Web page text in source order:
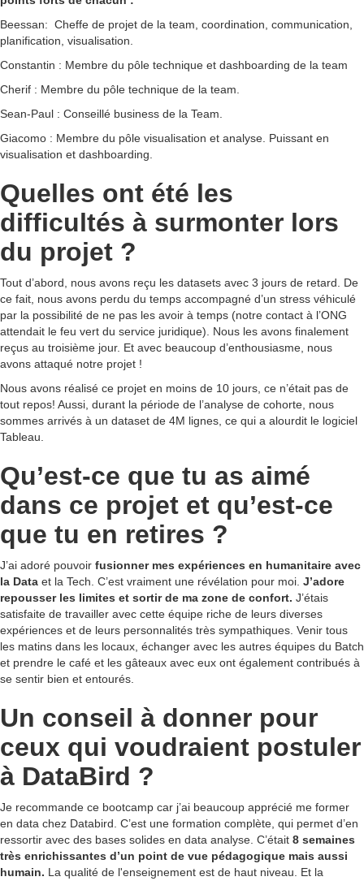
Beessan: Cheffe de projet de la team, coordination, communication,
planification, visualisation.
Constantin : Membre du pôle technique et dashboarding de la team
Cherif : Membre du pôle technique de la team.
Sean-Paul : Conseillé business de la Team.
Giacomo : Membre du pôle visualisation et analyse. Puissant en
visualisation et dashboarding.
Quelles ont été les
difficultés à surmonter lors
du projet ?
Tout d’abord, nous avons reçu les datasets avec 3 jours de retard. De
ce fait, nous avons perdu du temps accompagné d’un stress véhiculé
par la possibilité de ne pas les avoir à temps (notre contact à l’ONG
attendait le feu vert du service juridique). Nous les avons finalement
reçus au troisième jour. Et avec beaucoup d’enthousiasme, nous
avons attaqué notre projet !
Nous avons réalisé ce projet en moins de 10 jours, ce n’était pas de
tout repos! Aussi, durant la période de l’analyse de cohorte, nous
sommes arrivés à un dataset de 4M lignes, ce qui a alourdit le logiciel
Tableau.
Qu’est-ce que tu as aimé
dans ce projet et qu’est-ce
que tu en retires ?
J’ai adoré pouvoir fusionner mes expériences en humanitaire avec
la Data et la Tech. C’est vraiment une révélation pour moi. J’adore
repousser les limites et sortir de ma zone de confort. J’étais
satisfaite de travailler avec cette équipe riche de leurs diverses
expériences et de leurs personnalités très sympathiques. Venir tous
les matins dans les locaux, échanger avec les autres équipes du Batch
et prendre le café et les gâteaux avec eux ont également contribués à
se sentir bien et entourés.
Un conseil à donner pour
ceux qui voudraient postuler
à DataBird ?
Je recommande ce bootcamp car j’ai beaucoup apprécié me former
en data chez Databird. C’est une formation complète, qui permet d’en
ressortir avec des bases solides en data analyse. C’était 8 semaines
très enrichissantes d’un point de vue pédagogique mais aussi
humain. La qualité de l'enseignement est de haut niveau. Et la